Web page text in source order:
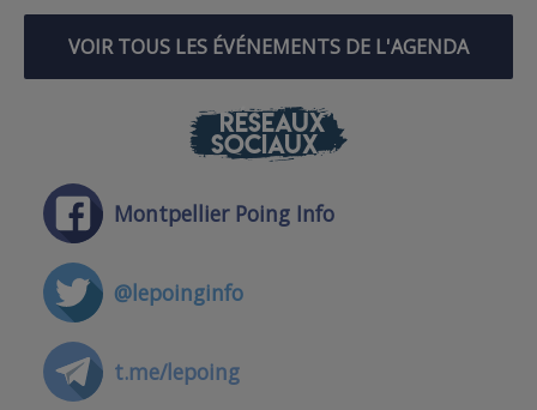
VOIR TOUS LES ÉVÉNEMENTS DE L'AGENDA
RÉSEAUX
SOCIAUX
Montpellier Poing Info
@lepoinginfo
t.me/lepoing